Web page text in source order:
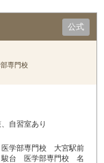
公式
専門校
自習室あり
医学部専門校 大宮駅前
駿台 医学部専門校 名